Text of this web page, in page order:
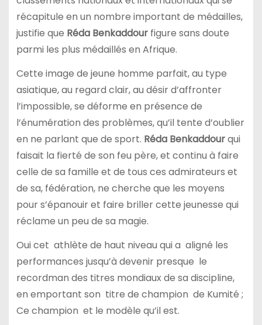
récapitule en un nombre important de médailles,
justifie que Réda Benkaddour figure sans doute
parmi les plus médaillés en Afrique.
Cette image de jeune homme parfait, au type
asiatique, au regard clair, au désir d’affronter
l’impossible, se déforme en présence de
l’énumération des problèmes, qu’il tente d’oublier
en ne parlant que de sport. Réda Benkaddourqui
faisait la fierté de son feu père, et continu à faire
celle de sa famille et de tous ces admirateurs et
de sa, fédération, ne cherche que les moyens
pour s’épanouir et faire briller cette jeunesse qui
réclame un peu de sa magie.
Oui cet athlète de haut niveau qui a aligné les
performances jusqu’à devenir presque le
recordman des titres mondiaux de sa discipline,
en emportant son titre de champion de Kumité ;
Ce champion et le modèle qu’il est.